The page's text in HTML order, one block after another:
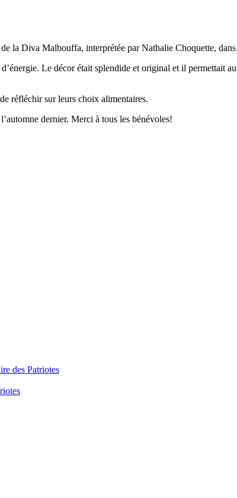
la Diva Malbouffa, interprétée par Nathalie Choquette,
Le décor était splendide et original et il permettait
réfléchir sur leurs choix alimentaires.
dernier. Merci à tous les bénévoles!
des Patriotes